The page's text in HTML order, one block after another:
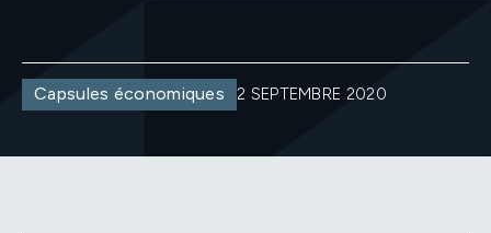
Capsules économiques 2 SEPTEMBRE 2020